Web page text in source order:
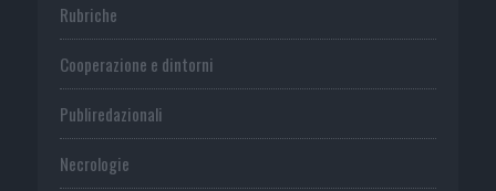
Rubriche
Cooperazione e dintorni
Publiredazionali
Necrologie